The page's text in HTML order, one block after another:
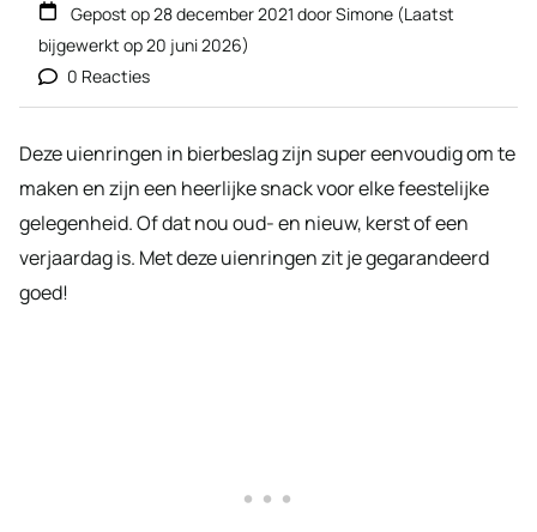
Gepost op28 december 2021 doorSimone (Laatst
bijgewerkt op20 juni 2026)
0 Reacties
Deze uienringen in bierbeslag zijn super eenvoudig om te
maken en zijn een heerlijke snack voor elke feestelijke
gelegenheid. Of dat nou oud- en nieuw, kerst of een
verjaardag is. Met deze uienringen zit je gegarandeerd
goed!